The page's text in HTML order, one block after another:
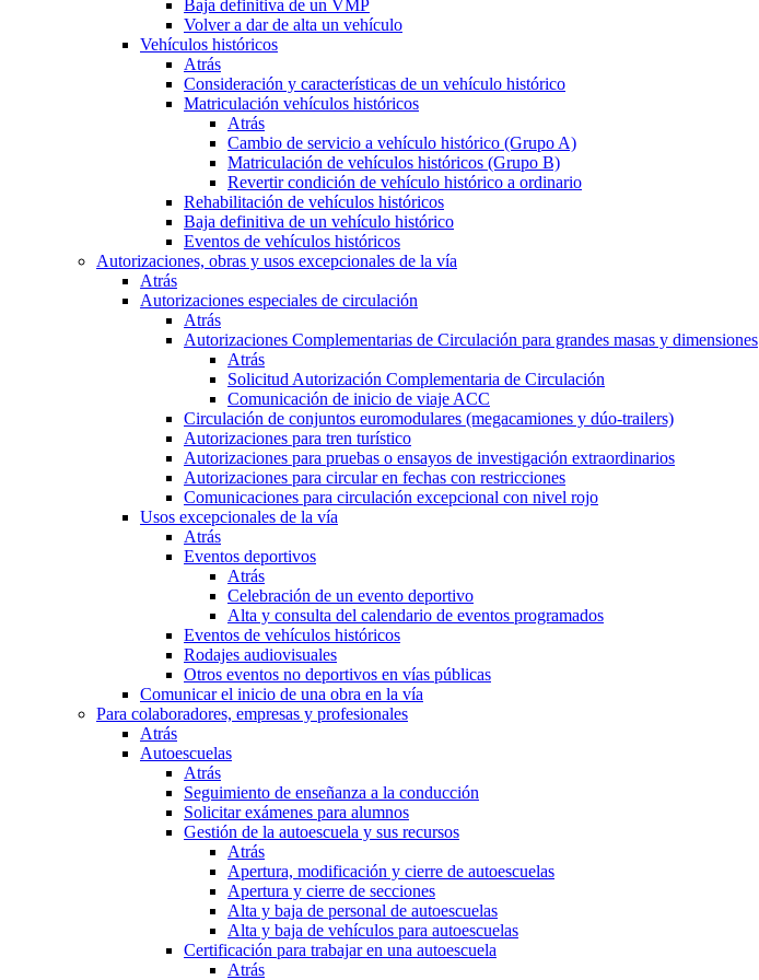
Baja definitiva de un VMP
Volver a dar de alta un vehículo
Vehículos históricos
Atrás
Consideración y características de un vehículo histórico
Matriculación vehículos históricos
Atrás
Cambio de servicio a vehículo histórico (Grupo A)
Matriculación de vehículos históricos (Grupo B)
Revertir condición de vehículo histórico a ordinario
Rehabilitación de vehículos históricos
Baja definitiva de un vehículo histórico
Eventos de vehículos históricos
Autorizaciones, obras y usos excepcionales de la vía
Atrás
Autorizaciones especiales de circulación
Atrás
Autorizaciones Complementarias de Circulación para grandes masas y dimensiones
Atrás
Solicitud Autorización Complementaria de Circulación
Comunicación de inicio de viaje ACC
Circulación de conjuntos euromodulares (megacamiones y dúo-trailers)
Autorizaciones para tren turístico
Autorizaciones para pruebas o ensayos de investigación extraordinarios
Autorizaciones para circular en fechas con restricciones
Comunicaciones para circulación excepcional con nivel rojo
Usos excepcionales de la vía
Atrás
Eventos deportivos
Atrás
Celebración de un evento deportivo
Alta y consulta del calendario de eventos programados
Eventos de vehículos históricos
Rodajes audiovisuales
Otros eventos no deportivos en vías públicas
Comunicar el inicio de una obra en la vía
Para colaboradores, empresas y profesionales
Atrás
Autoescuelas
Atrás
Seguimiento de enseñanza a la conducción
Solicitar exámenes para alumnos
Gestión de la autoescuela y sus recursos
Atrás
Apertura, modificación y cierre de autoescuelas
Apertura y cierre de secciones
Alta y baja de personal de autoescuelas
Alta y baja de vehículos para autoescuelas
Certificación para trabajar en una autoescuela
Atrás